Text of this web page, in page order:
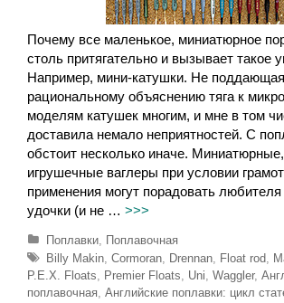
Почему все маленькое, миниатюрное
столь притягательно и вызывает такое
Например, мини-катушки. Не
рациональному объяснению тяга к
моделям катушек многим, и мне в том
доставила немало неприятностей. С
обстоит несколько иначе.
игрушечные ваглеры при условии
применения могут порадовать любителя
удочки (и не … >>>
Р
у
б
р
Поплавки, Поплавочная
М
е
т
Billy Makin, Cormoran, Drennan, Float rod,
P.E.X. Floats, Premier Floats, Uni, Waggler,
поплавочная, Английские поплавки: цикл